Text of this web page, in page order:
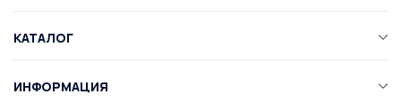
КАТАЛОГ
ИНФОРМАЦИЯ